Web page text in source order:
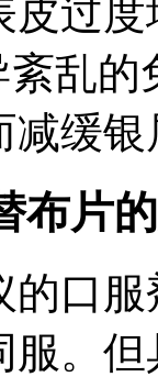
皮过
紊乱
减缓
布片
口
服。